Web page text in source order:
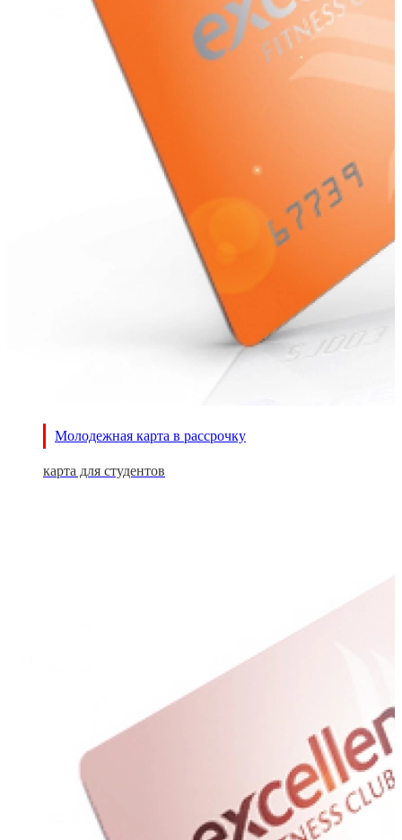
Молодежная карта в рассрочку
карта для студентов